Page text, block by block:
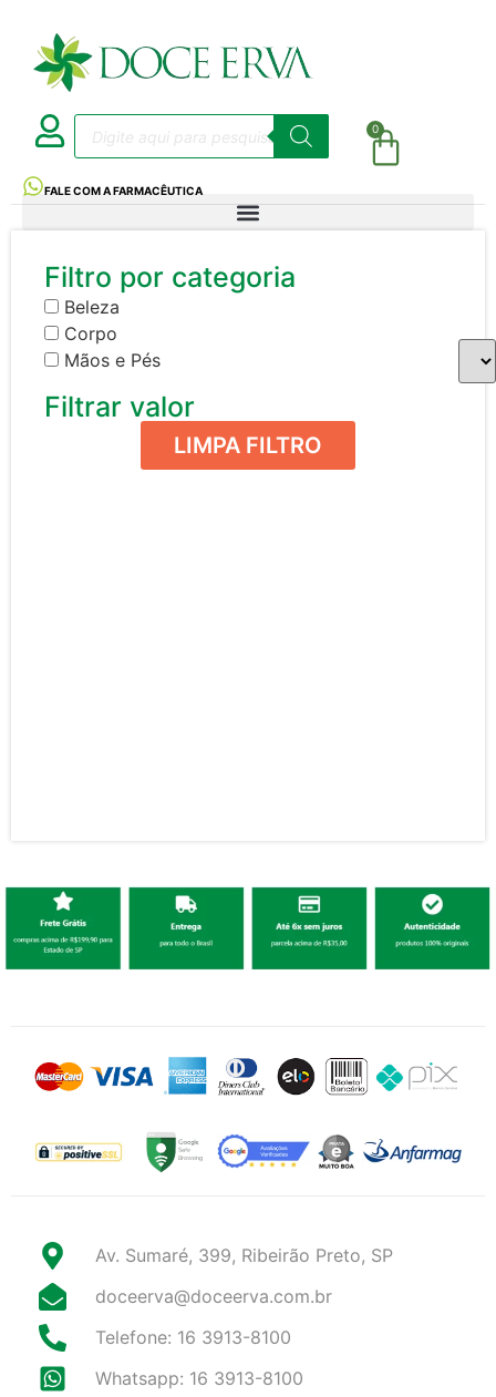
0
FALE COM A FARMACÊUTICA
Filtro por categoria
Beleza
Corpo
Mãos e Pés
Filtrar valor
LIMPA FILTRO
Av. Sumaré, 399, Ribeirão Preto, SP
doceerva@doceerva.com.br
Telefone: 16 3913-8100
Whatsapp: 16 3913-8100